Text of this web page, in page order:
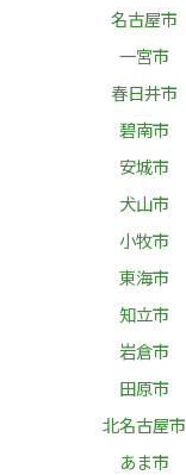
名古屋市
一宮市
春日井市
碧南市
安城市
犬山市
小牧市
東海市
知立市
岩倉市
田原市
北名古屋市
あま市